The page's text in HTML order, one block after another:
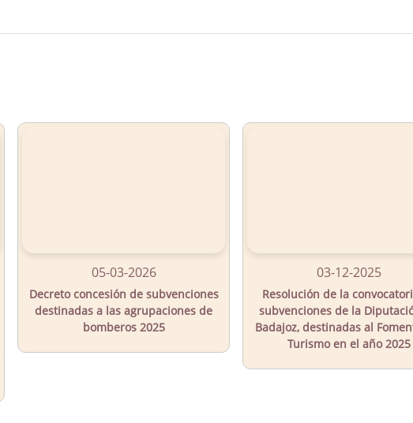
05-03-2026
Decreto concesión de subvenciones
destinadas a las agrupaciones de
bomberos 2025
03-12-2025
Resolución de la
subvenciones de la
Badajoz, destinadas al
Turismo en el año 2025